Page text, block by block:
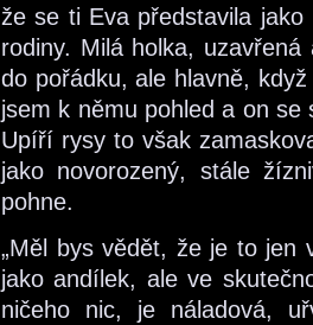
že se ti Eva představila
rodiny. Milá holka,
do pořádku, ale hlavně,
jsem k němu pohled a on
Upíří rysy to však
jako novorozený, stále
pohne.
„Měl bys vědět, že je to jen
jako andílek, ale ve
ničeho nic, je náladová,